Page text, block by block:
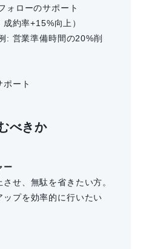
ォローのサポート
約率+15%向上）
: 営業準備時間の20%削
ポート
べきか
ー
せ、無駄を省きたい方。
プを効率的に行いたい